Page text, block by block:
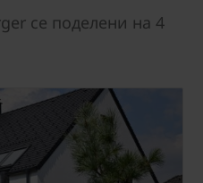
се поделени на 4